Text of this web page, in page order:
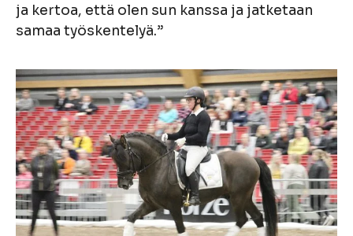
ja kertoa, että olen sun kanssa ja jatketaan
samaa työskentelyä.”